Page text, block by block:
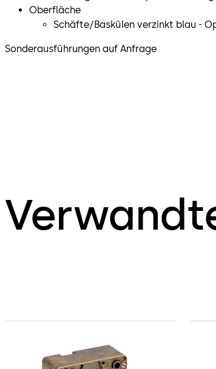
Oberfläche
Schäfte/Baskülen verzinkt blau -
Sonderausführungen auf Anfrage